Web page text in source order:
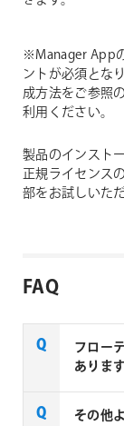
※Manager App
ントが必須とな
成方法をご参照
利用ください。
製品のインスト
正規ライセンス
部をお試しいた
FAQ
フロー
ありま
一部製品で
その他